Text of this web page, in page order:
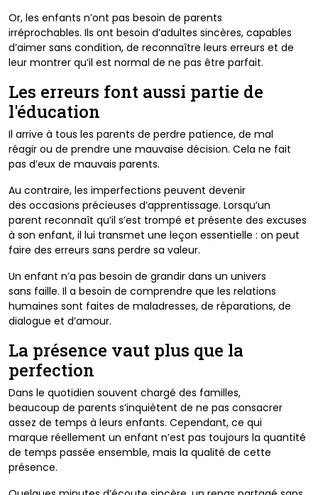
Or, les enfants n’ont pas besoin de parents
irréprochables. Ils ont besoin d’adultes sincères, capables
d’aimer sans condition, de reconnaître leurs erreurs et de
leur montrer qu’il est normal de ne pas être parfait.
Les erreurs font aussi partie de
l'éducation
Il arrive à tous les parents de perdre patience, de mal
réagir ou de prendre une mauvaise décision. Cela ne fait
pas d’eux de mauvais parents.
Au contraire, les imperfections peuvent devenir
des occasions précieuses d’apprentissage. Lorsqu’un
parent reconnaît qu’il s’est trompé et présente des excuses
à son enfant, il lui transmet une leçon essentielle : on peut
faire des erreurs sans perdre sa valeur.
Un enfant n’a pas besoin de grandir dans un univers
sans faille. Il a besoin de comprendre que les relations
humaines sont faites de maladresses, de réparations, de
dialogue et d’amour.
La présence vaut plus que la
perfection
Dans le quotidien souvent chargé des familles,
beaucoup de parents s’inquiètent de ne pas consacrer
assez de temps à leurs enfants. Cependant, ce qui
marque réellement un enfant n’est pas toujours la quantité
de temps passée ensemble, mais la qualité de cette
présence.